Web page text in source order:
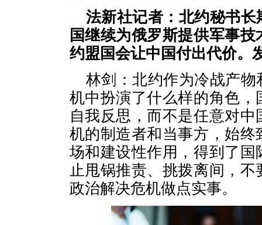
法新社记者：北约秘书
国继续为俄罗斯提供军事
约盟国会让中国付出代价。
林剑：北约作为冷战产
机中扮演了什么样的角色
自我反思，而不是任意对
机的制造者和当事方，始
场和建设性作用，得到了
止甩锅推责、挑拨离间，
政治解决危机做点实事。